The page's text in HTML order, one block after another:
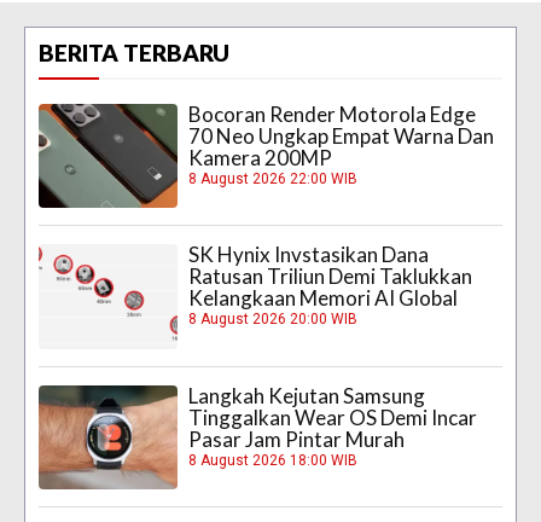
BERITA TERBARU
Bocoran Render Motorola Edge
70 Neo Ungkap Empat Warna Dan
Kamera 200MP
8 August 2026 22:00 WIB
SK Hynix Invstasikan Dana
Ratusan Triliun Demi Taklukkan
Kelangkaan Memori AI Global
8 August 2026 20:00 WIB
Langkah Kejutan Samsung
Tinggalkan Wear OS Demi Incar
Pasar Jam Pintar Murah
8 August 2026 18:00 WIB